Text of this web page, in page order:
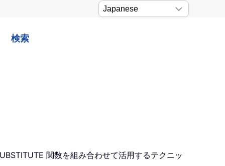
検索
関数を組み合わせて活用するテクニッ